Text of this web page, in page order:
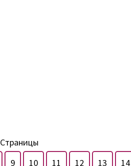
Страницы
9 10 11 12 13 14